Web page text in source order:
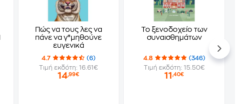
Πώς να τους λες να
πάνε να γ*μηθούνε
ευγενικά
4.7
(6)
Τιμή εκδότη: 16.61€
14,99€
Το ξενοδοχείο των
συναισθημάτων
4.8
(346)
Τιμή εκδότη: 15.50€
11,40€